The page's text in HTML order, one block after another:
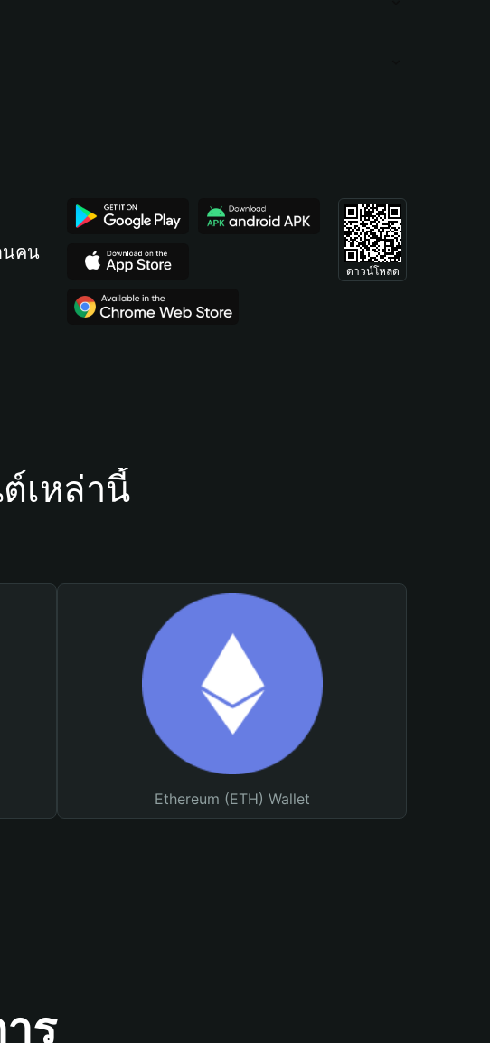
นคน
ดาวน์โหลด
เหล่านี้
Ethereum (ETH) Wallet
ร